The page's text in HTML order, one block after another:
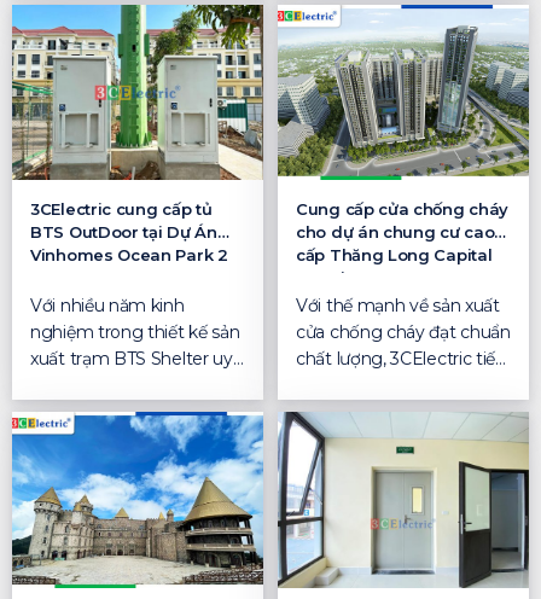
3CElectric cung cấp tủ
BTS OutDoor tại Dự Án
Vinhomes Ocean Park 2
Với nhiều năm kinh
nghiệm trong thiết kế sản
xuất trạm BTS Shelter uy
Cung cấp cửa chống cháy
cho dự án chung cư cao
cấp Thăng Long Capital
Premium
Với thế mạnh về sản xuất
cửa chống cháy đạt chuẩn
chất lượng, 3CElectric tiếp